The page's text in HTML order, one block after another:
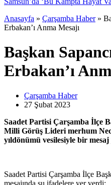
Anasayfa » Çarşamba Haber »
Erbakan’ı Anma Mesajı
Başkan
Erbakan’ı
Çarşamba Haber
27 Şubat 2023
Saadet Partisi Çarşamba İlçe
Milli Görüş Lideri merhum
yıldönümü vesilesiyle bir mesaj
Saadet Partisi Çarşamba İlçe
mesajında şu ifadelere yer verdi: